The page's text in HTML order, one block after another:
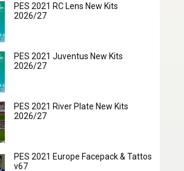
PES 2021 RC Lens New Kits
2026/27
PES 2021 Juventus New Kits
2026/27
PES 2021 River Plate New Kits
2026/27
PES 2021 Europe Facepack & Tattos
v67